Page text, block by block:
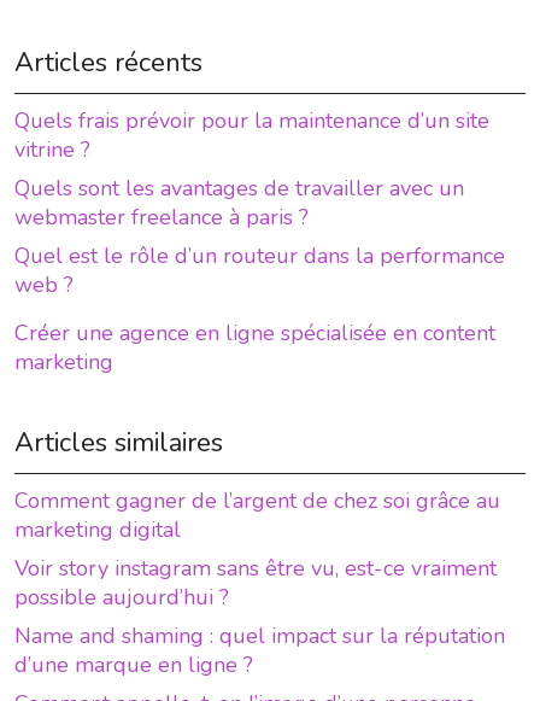
Articles récents
Quels frais prévoir pour la maintenance d’un site
vitrine ?
Quels sont les avantages de travailler avec un
webmaster freelance à paris ?
Quel est le rôle d’un routeur dans la performance
web ?
Créer une agence en ligne spécialisée en content
marketing
Articles similaires
Comment gagner de l’argent de chez soi grâce au
marketing digital
Voir story instagram sans être vu, est-ce vraiment
possible aujourd’hui ?
Name and shaming : quel impact sur la réputation
d’une marque en ligne ?